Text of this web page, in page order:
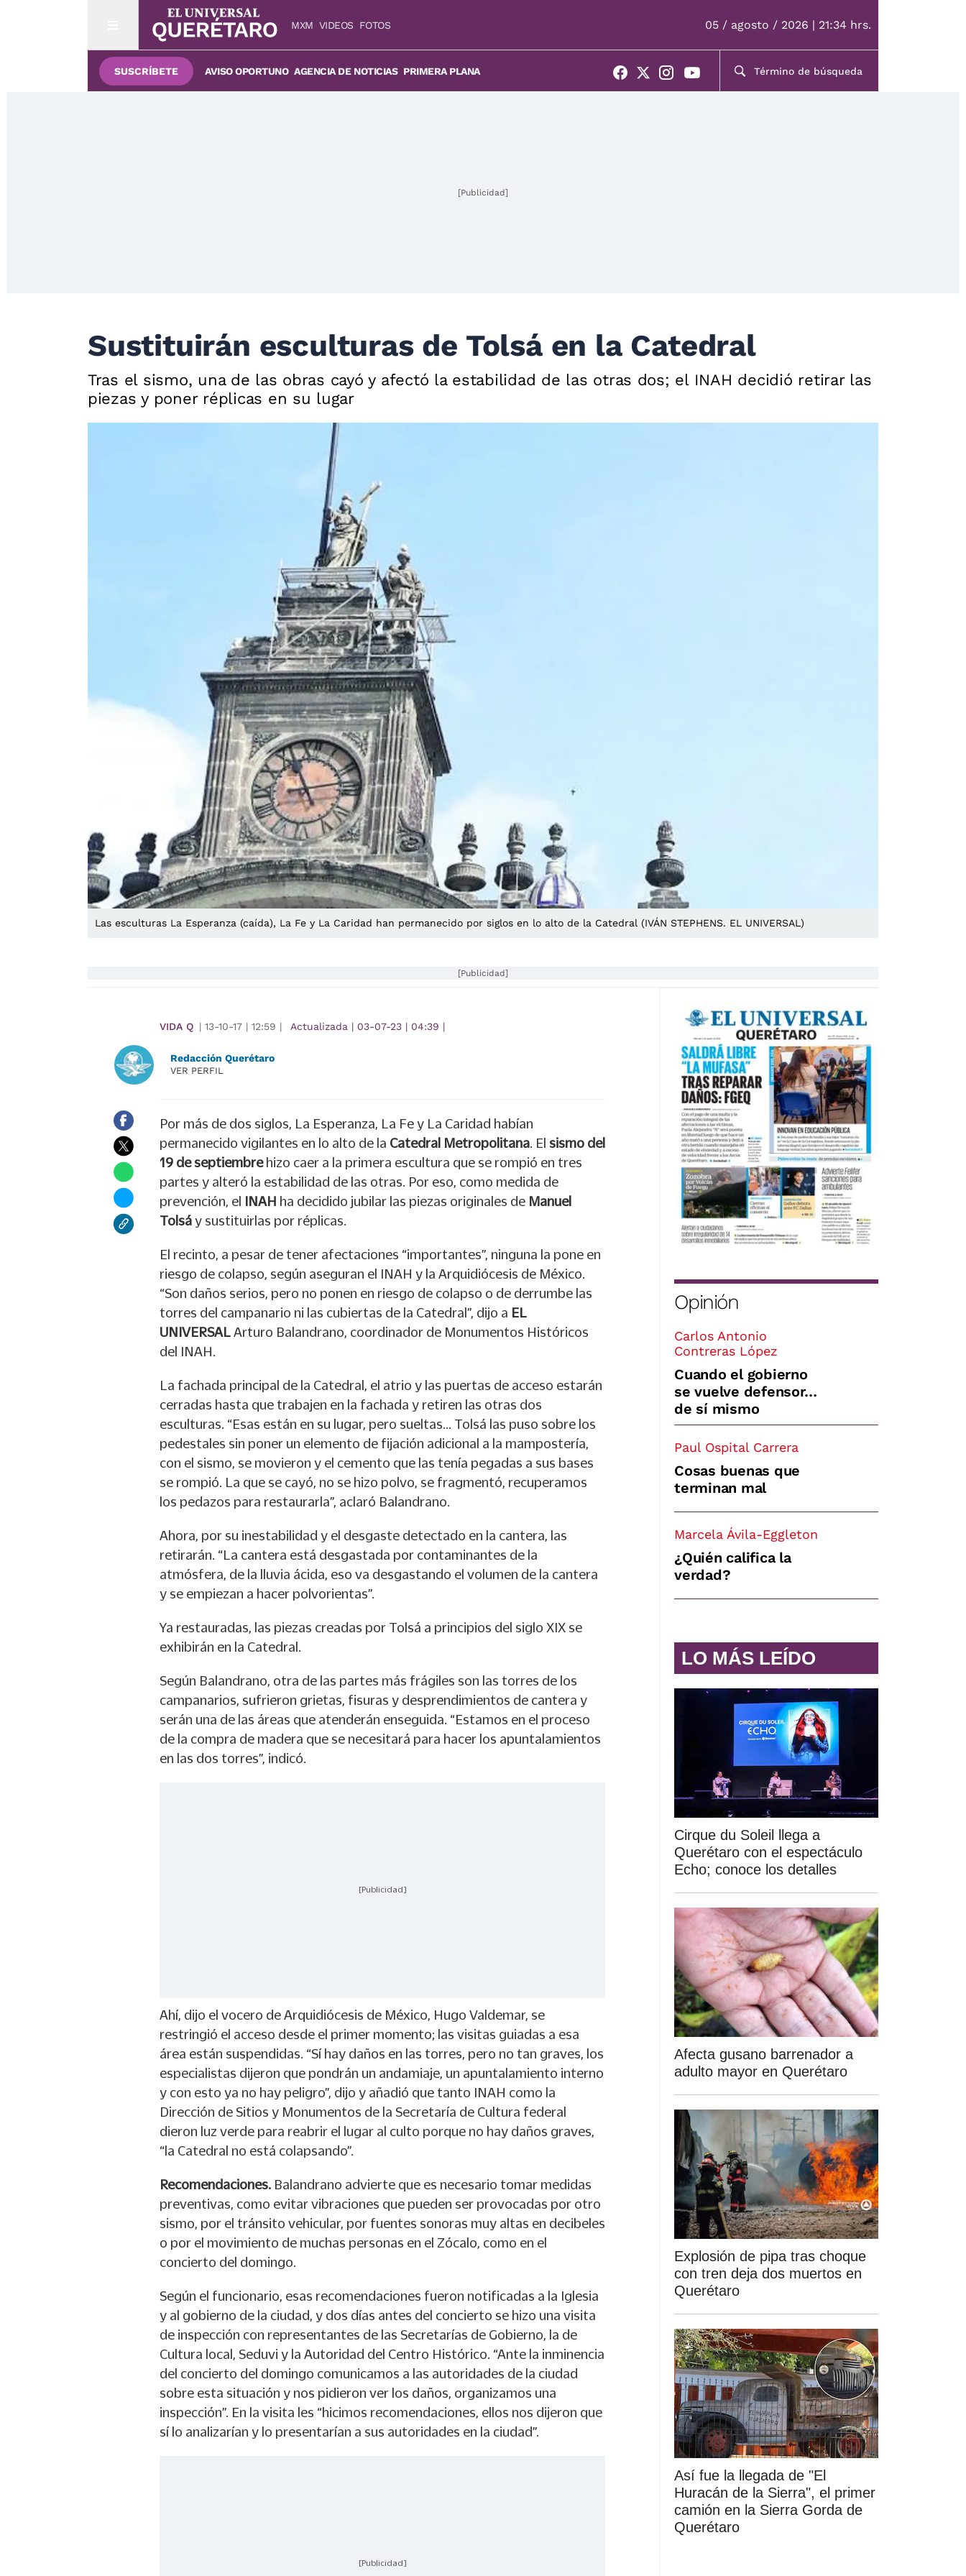
MXM VIDEOS FOTOS 05 / agosto / 2026 | 21:34 hrs.
SUSCRÍBETE AVISO OPORTUNO AGENCIA DE NOTICIAS PRIMERA PLANA
[Publicidad]
Sustituirán esculturas de Tolsá en la Catedral
Tras el sismo, una de las obras cayó y afectó la estabilidad de las otras dos; el INAH decidió retirar las
piezas y poner réplicas en su lugar
Las esculturas La Esperanza (caída), La Fe y La Caridad han permanecido por siglos en lo alto de la Catedral (IVÁN STEPHENS. EL UNIVERSAL)
[Publicidad]
VIDA Q | 13-10-17 | 12:59 | Actualizada | 03-07-23 | 04:39 |
Redacción Querétaro
VER PERFIL
Por más de dos siglos, La Esperanza, La Fe y La Caridad habían
permanecido vigilantes en lo alto de la Catedral Metropolitana . El sismo del
19 de septiembrehizo caer a la primera escultura que se rompió en tres
partes y alteró la estabilidad de las otras. Por eso, como medida de
prevención, el INAH ha decidido jubilar las piezas originales de Manuel
Tolsá y sustituirlas por réplicas.
El recinto, a pesar de tener afectaciones “importantes”, ninguna la pone en
riesgo de colapso, según aseguran el INAH y la Arquidiócesis de México.
“Son daños serios, pero no ponen en riesgo de colapso o de derrumbe las
torres del campanario ni las cubiertas de la Catedral”, dijo a EL
UNIVERSAL Arturo Balandrano, coordinador de Monumentos Históricos
del INAH.
La fachada principal de la Catedral, el atrio y las puertas de acceso estarán
cerradas hasta que trabajen en la fachada y retiren las otras dos
esculturas. “Esas están en su lugar, pero sueltas... Tolsá las puso sobre los
pedestales sin poner un elemento de fijación adicional a la mampostería,
con el sismo, se movieron y el cemento que las tenía pegadas a sus bases
se rompió. La que se cayó, no se hizo polvo, se fragmentó, recuperamos
los pedazos para restaurarla”, aclaró Balandrano.
Ahora, por su inestabilidad y el desgaste detectado en la cantera, las
retirarán. “La cantera está desgastada por contaminantes de la
atmósfera, de la lluvia ácida, eso va desgastando el volumen de la cantera
y se empiezan a hacer polvorientas”.
Ya restauradas, las piezas creadas por Tolsá a principios del siglo XIX se
exhibirán en la Catedral.
Según Balandrano, otra de las partes más frágiles son las torres de los
campanarios, sufrieron grietas, fisuras y desprendimientos de cantera y
serán una de las áreas que atenderán enseguida. “Estamos en el proceso
de la compra de madera que se necesitará para hacer los apuntalamientos
en las dos torres”, indicó.
[Publicidad]
Ahí, dijo el vocero de Arquidiócesis de México, Hugo Valdemar, se
restringió el acceso desde el primer momento; las visitas guiadas a esa
área están suspendidas. “Sí hay daños en las torres, pero no tan graves, los
especialistas dijeron que pondrán un andamiaje, un apuntalamiento interno
y con esto ya no hay peligro”, dijo y añadió que tanto INAH como la
Dirección de Sitios y Monumentos de la Secretaría de Cultura federal
dieron luz verde para reabrir el lugar al culto porque no hay daños graves,
“la Catedral no está colapsando”.
Recomendaciones. Balandrano advierte que es necesario tomar medidas
preventivas, como evitar vibraciones que pueden ser provocadas por otro
sismo, por el tránsito vehicular, por fuentes sonoras muy altas en decibeles
o por el movimiento de muchas personas en el Zócalo, como en el
concierto del domingo.
Según el funcionario, esas recomendaciones fueron notificadas a la Iglesia
y al gobierno de la ciudad, y dos días antes del concierto se hizo una visita
de inspección con representantes de las Secretarías de Gobierno, la de
Cultura local, Seduvi y la Autoridad del Centro Histórico. “Ante la inminencia
del concierto del domingo comunicamos a las autoridades de la ciudad
sobre esta situación y nos pidieron ver los daños, organizamos una
inspección”. En la visita les “hicimos recomendaciones, ellos nos dijeron que
sí lo analizarían y lo presentarían a sus autoridades en la ciudad”.
[Publicidad]
Opinión
Carlos Antonio
Contreras López
Cuando el gobierno
se vuelve defensor…
de sí mismo
Paul Ospital Carrera
Cosas buenas que
terminan mal
Marcela Ávila-Eggleton
¿Quién califica la
verdad?
LO MÁS LEÍDO
Cirque du Soleil llega a
Querétaro con el espectáculo
Echo; conoce los detalles
Afecta gusano barrenador a
adulto mayor en Querétaro
Explosión de pipa tras choque
con tren deja dos muertos en
Querétaro
Así fue la llegada de "El
Huracán de la Sierra", el primer
camión en la Sierra Gorda de
Querétaro